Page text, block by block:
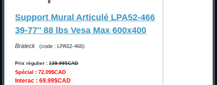
Support Mural Articulé LPA52-466
39-77'' 88 lbs Vesa Max 600x400
Brateck (code : LPA52-466)
Prix régulier :139.99$CAD
Spécial : 72.09$CAD
Interac : 69.99$CAD